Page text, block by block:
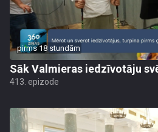
pirms 18 stundām
Sāk Valmieras iedzīvotāju
413. epizode